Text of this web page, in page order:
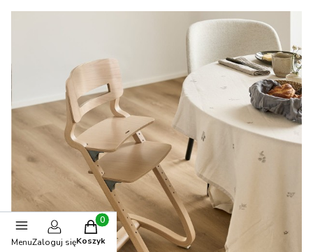
MenuZaloguj się
Produkty w koszyku: 0. Zobacz szczegóły
Koszyk